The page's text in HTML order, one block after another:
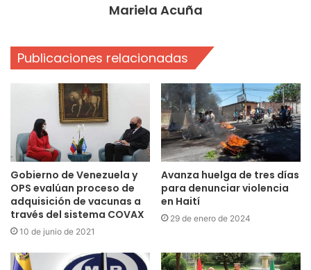
Mariela Acuña
Publicaciones relacionadas
Gobierno de Venezuela y
OPS evalúan proceso de
adquisición de vacunas a
través del sistema COVAX
10 de junio de 2021
Avanza huelga de tres días
para denunciar violencia
en Haití
29 de enero de 2024